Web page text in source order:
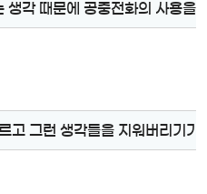
생각 때문에 공중전화의 사용을
고 그런 생각들을 지워버리기가